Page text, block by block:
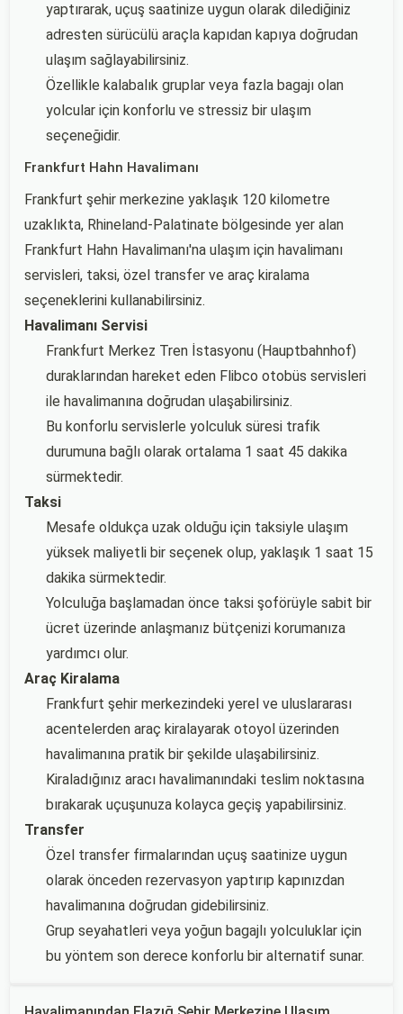
yaptırarak, uçuş saatinize uygun olarak dilediğiniz
adresten sürücülü araçla kapıdan kapıya doğrudan
ulaşım sağlayabilirsiniz.
Özellikle kalabalık gruplar veya fazla bagajı olan
yolcular için konforlu ve stressiz bir ulaşım
seçeneğidir.
Frankfurt Hahn Havalimanı
Frankfurt şehir merkezine yaklaşık 120 kilometre
uzaklıkta, Rhineland-Palatinate bölgesinde yer alan
Frankfurt Hahn Havalimanı'na ulaşım için havalimanı
servisleri, taksi, özel transfer ve araç kiralama
seçeneklerini kullanabilirsiniz.
Havalimanı Servisi
Frankfurt Merkez Tren İstasyonu (Hauptbahnhof)
duraklarından hareket eden Flibco otobüs servisleri
ile havalimanına doğrudan ulaşabilirsiniz.
Bu konforlu servislerle yolculuk süresi trafik
durumuna bağlı olarak ortalama 1 saat 45 dakika
sürmektedir.
Taksi
Mesafe oldukça uzak olduğu için taksiyle ulaşım
yüksek maliyetli bir seçenek olup, yaklaşık 1 saat 15
dakika sürmektedir.
Yolculuğa başlamadan önce taksi şoförüyle sabit bir
ücret üzerinde anlaşmanız bütçenizi korumanıza
yardımcı olur.
Araç Kiralama
Frankfurt şehir merkezindeki yerel ve uluslararası
acentelerden araç kiralayarak otoyol üzerinden
havalimanına pratik bir şekilde ulaşabilirsiniz.
Kiraladığınız aracı havalimanındaki teslim noktasına
bırakarak uçuşunuza kolayca geçiş yapabilirsiniz.
Transfer
Özel transfer firmalarından uçuş saatinize uygun
olarak önceden rezervasyon yaptırıp kapınızdan
havalimanına doğrudan gidebilirsiniz.
Grup seyahatleri veya yoğun bagajlı yolculuklar için
bu yöntem son derece konforlu bir alternatif sunar.